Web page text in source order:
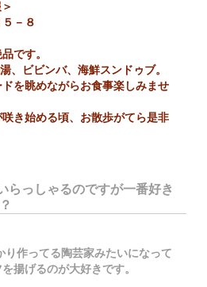
－８
です。
、ビビンバ、海鮮スンドゥブ。
を眺めながらお食事楽しみませ
き始める頃、お散歩がてら是非
らっしゃるのですが一番好き
り作ってる陶芸家みたいになって
揚げるのが大好きです。